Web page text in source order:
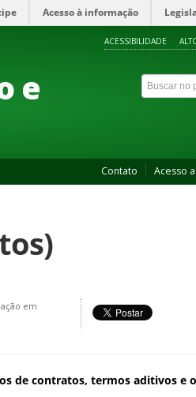
Acesso à informação
ACESSIBILIDADE
e
Contato Acesso
em
de contratos, termos aditivos e